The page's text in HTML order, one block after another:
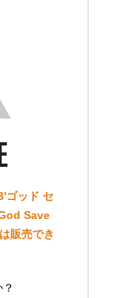
ゴッド セ
Save
販売でき